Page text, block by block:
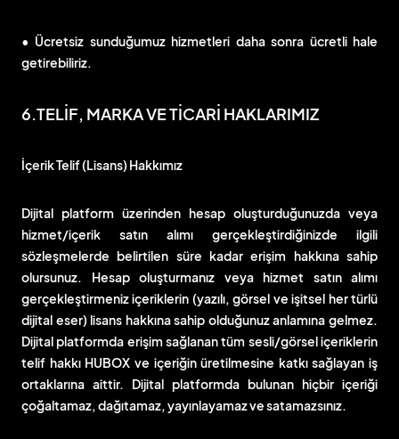
• Ücretsiz sunduğumuz hizmetleri daha sonra ücretli hale
getirebiliriz.
6.TELİF, MARKA VE TİCARİ HAKLARIMIZ
İçerik Telif (Lisans) Hakkımız
Dijital platform üzerinden hesap oluşturduğunuzda veya
hizmet/içerik satın alımı gerçekleştirdiğinizde ilgili
sözleşmelerde belirtilen süre kadar erişim hakkına sahip
olursunuz. Hesap oluşturmanız veya hizmet satın alımı
gerçekleştirmeniz içeriklerin (yazılı, görsel ve işitsel her türlü
dijital eser) lisans hakkına sahip olduğunuz anlamına gelmez.
Dijital platformda erişim sağlanan tüm sesli/görsel içeriklerin
telif hakkı HUBOX ve içeriğin üretilmesine katkı sağlayan iş
ortaklarına aittir. Dijital platformda bulunan hiçbir içeriği
çoğaltamaz, dağıtamaz, yayınlayamaz ve satamazsınız.